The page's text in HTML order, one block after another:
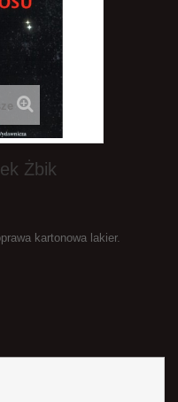
Żbik
kartonowa lakier.